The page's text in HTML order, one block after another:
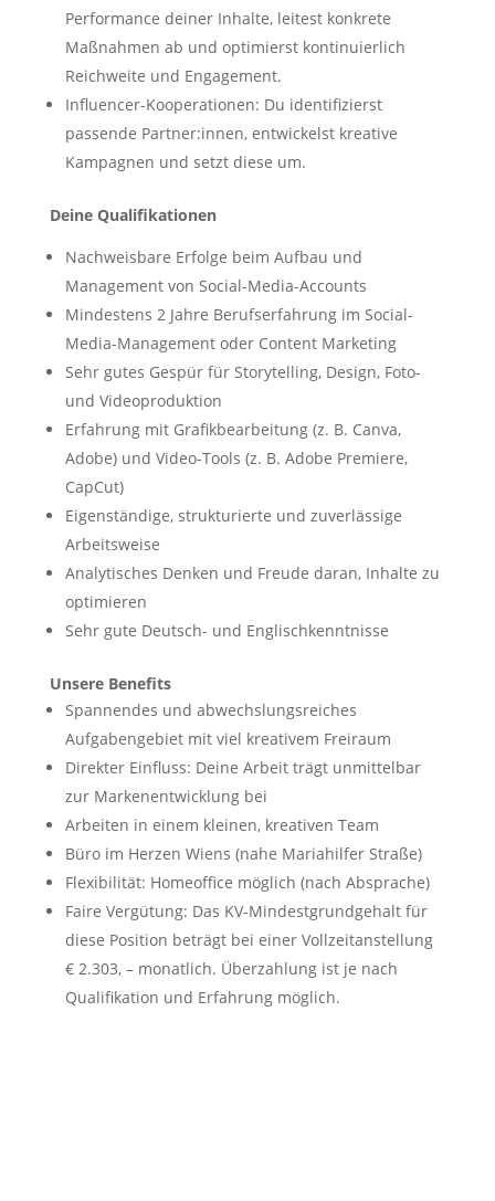
Performance deiner Inhalte, leitest konkrete
Maßnahmen ab und optimierst kontinuierlich
Reichweite und Engagement.
Influencer-Kooperationen: Du identifizierst
passende Partner:innen, entwickelst kreative
Kampagnen und setzt diese um.
Deine Qualifikationen
Nachweisbare Erfolge beim Aufbau und
Management von Social-Media-Accounts
Mindestens 2 Jahre Berufserfahrung im Social-
Media-Management oder Content Marketing
Sehr gutes Gespür für Storytelling, Design, Foto-
und Videoproduktion
Erfahrung mit Grafikbearbeitung (z. B. Canva,
Adobe) und Video-Tools (z. B. Adobe Premiere,
CapCut)
Eigenständige, strukturierte und zuverlässige
Arbeitsweise
Analytisches Denken und Freude daran, Inhalte zu
optimieren
Sehr gute Deutsch- und Englischkenntnisse
Unsere Benefits
Spannendes und abwechslungsreiches
Aufgabengebiet mit viel kreativem Freiraum
Direkter Einfluss: Deine Arbeit trägt unmittelbar
zur Markenentwicklung bei
Arbeiten in einem kleinen, kreativen Team
Büro im Herzen Wiens (nahe Mariahilfer Straße)
Flexibilität: Homeoffice möglich (nach Absprache)
Faire Vergütung: Das KV-Mindestgrundgehalt für
diese Position beträgt bei einer Vollzeitanstellung
€ 2.303, – monatlich. Überzahlung ist je nach
Qualifikation und Erfahrung möglich.